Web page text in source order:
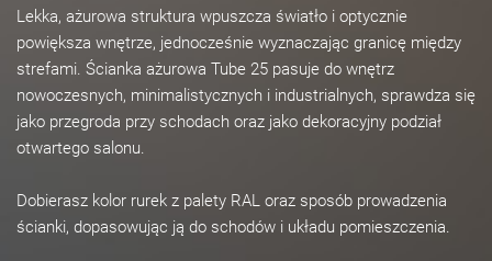
Lekka, ażurowa struktura wpuszcza światło i optycznie
powiększa wnętrze, jednocześnie wyznaczając granicę między
strefami. Ścianka ażurowa Tube 25 pasuje do wnętrz
nowoczesnych, minimalistycznych i industrialnych, sprawdza się
jako przegroda przy schodach oraz jako dekoracyjny podział
otwartego salonu.
Dobierasz kolor rurek z palety RAL oraz sposób prowadzenia
ścianki, dopasowując ją do schodów i układu pomieszczenia.